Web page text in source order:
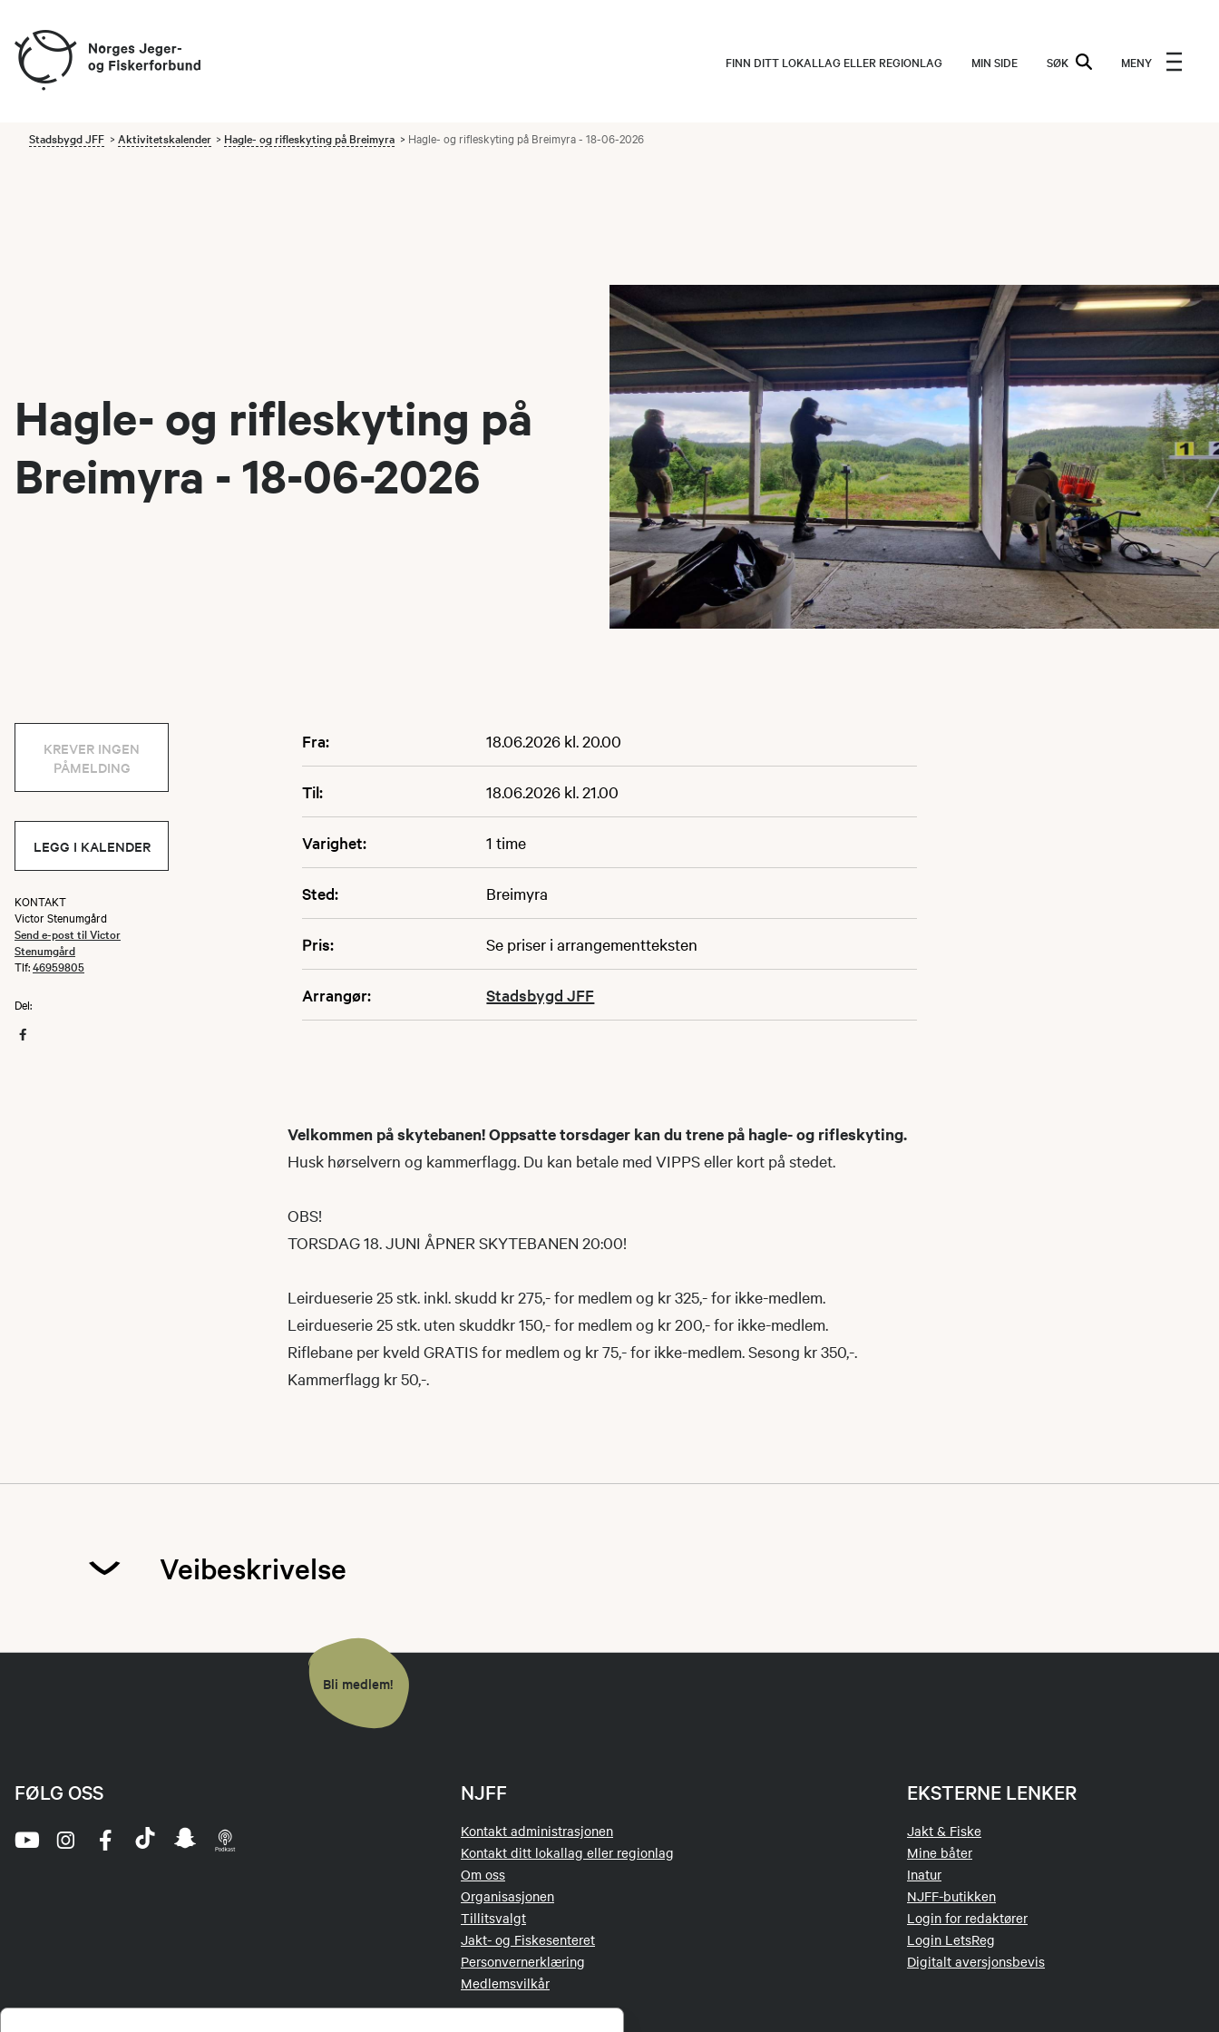
FINN DITT LOKALLAG ELLER REGIONLAG MIN SIDE SØK MENY
Stadsbygd JFF Aktivitetskalender Hagle- og rifleskyting på Breimyra Hagle- og rifleskyting på Breimyra - 18-06-2026
Hagle- og rifleskyting på
Breimyra - 18-06-2026
Fra: 18.06.2026 kl. 20.00
Til: 18.06.2026 kl. 21.00
Varighet: 1 time
Sted: Breimyra
Pris: Se priser i arrangementteksten
Arrangør: Stadsbygd JFF
KREVER INGEN
PÅMELDING
LEGG I KALENDER
KONTAKT
Victor Stenumgård
Send e-post til Victor
Stenumgård
Tlf:46959805
Del:
Velkommen på skytebanen! Oppsatte torsdager kan du trene på hagle- og rifleskyting.
Husk hørselvern og kammerflagg. Du kan betale med VIPPS eller kort på stedet.
OBS!
TORSDAG 18. JUNI ÅPNER SKYTEBANEN 20:00!
Leirdueserie 25 stk. inkl. skudd kr 275,- for medlem og kr 325,- for ikke-medlem.
Leirdueserie 25 stk. uten skuddkr 150,- for medlem og kr 200,- for ikke-medlem.
Riflebane per kveld GRATIS for medlem og kr 75,- for ikke-medlem. Sesong kr 350,-.
Kammerflagg kr 50,-.
Veibeskrivelse
Bli medlem!
NJFF
Kontakt administrasjonen
Kontakt ditt lokallag eller regionlag
Om oss
Organisasjonen
Tillitsvalgt
Jakt- og Fiskesenteret
Personvernerklæring
Medlemsvilkår
EKSTERNE LENKER
Jakt & Fiske
Mine båter
Inatur
NJFF-butikken
Login for redaktører
Login LetsReg
Digitalt aversjonsbevis
FØLG OSS